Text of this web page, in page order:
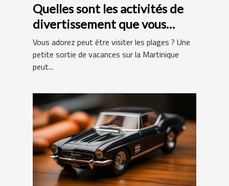
Quelles sont les activités de
divertissement que vous
pouvez faire en Martinique ?
Vous adorez peut être visiter les plages ? Une
petite sortie de vacances sur la Martinique
peut...